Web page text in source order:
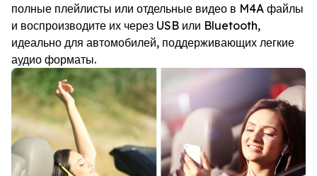
полные плейлисты или отдельные видео в M4A файлы
и воспроизводите их через USB или Bluetooth,
идеально для автомобилей, поддерживающих легкие
аудио форматы.